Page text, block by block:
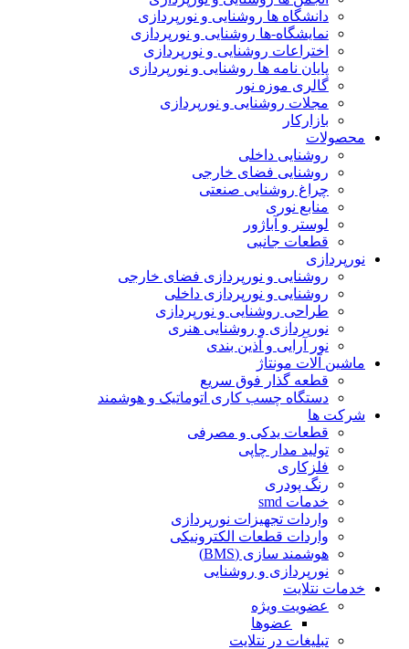
دانشگاه ها روشنایی و نورپردازی
نمایشگاه-ها روشنایی و نورپردازی
اختراعات روشنایی و نورپردازی
پایان نامه ها روشنایی و نورپردازی
گالری موزه نور
مجلات روشنایی و نورپردازی
بازارکار
روشنایی داخلی
روشنایی فضای خارجی
چراغ روشنایی صنعتی
منابع نوری
لوستر و آباژور
قطعات جانبی
روشنایی و نورپردازی فضای خارجی
روشنایی و نورپردازی داخلی
طراحی روشنایی و نورپردازی
نورپردازی و روشنایی هنری
نور آرایی و آذین بندی
آلات مونتاژ
قطعه گذار فوق سریع
دستگاه چسب کاری اتوماتیک و هوشمند
ها
قطعات یدکی و مصرفی
تولید مدار چاپی
فلزکاری
رنگ پودری
خدمات smd
واردات تجهیزات نورپردازی
واردات قطعات الکترونیکی
هوشمند سازی (BMS)
نورپردازی و روشنایی
نتلایت
عضویت ویژه
عضوها
تبلیغات در نتلایت